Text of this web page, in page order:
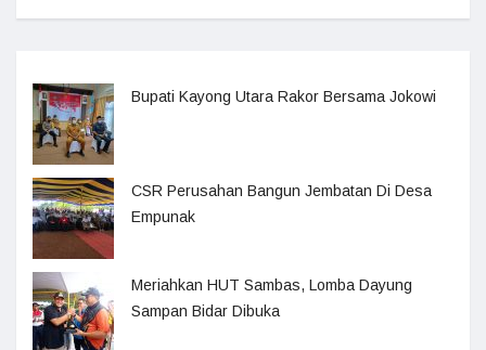
Bupati Kayong Utara Rakor Bersama Jokowi
CSR Perusahan Bangun Jembatan Di Desa
Empunak
Meriahkan HUT Sambas, Lomba Dayung
Sampan Bidar Dibuka